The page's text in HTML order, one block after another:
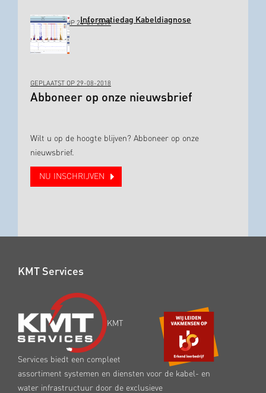
GEPLAATST OP 24-01-2019Informatiedag Kabeldiagnose
GEPLAATST OP 29-08-2018
Abboneer op onze nieuwsbrief
Wilt u op de hoogte blijven? Abboneer op onze
nieuwsbrief.
NU INSCHRIJVEN
KMT Services
KMT
Services biedt een compleet
assortiment systemen en diensten voor de kabel- en
water infrastructuur door de exclusieve